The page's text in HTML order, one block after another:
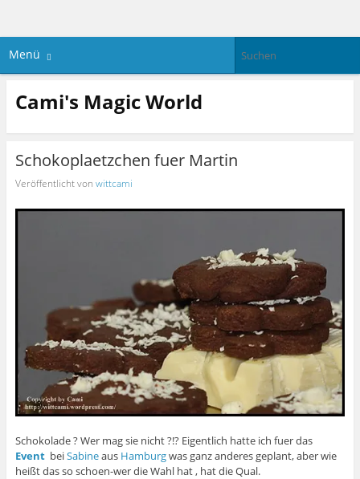
Menü
Cami's Magic World
Schokoplaetzchen fuer Martin
Veröffentlicht von wittcami
Schokolade ? Wer mag sie nicht ?!? Eigentlich hatte ich fuer das
EventbeiSabineaus Hamburgwas ganz anderes geplant, aber wie
heißt das so schoen-wer die Wahl hat , hat die Qual.